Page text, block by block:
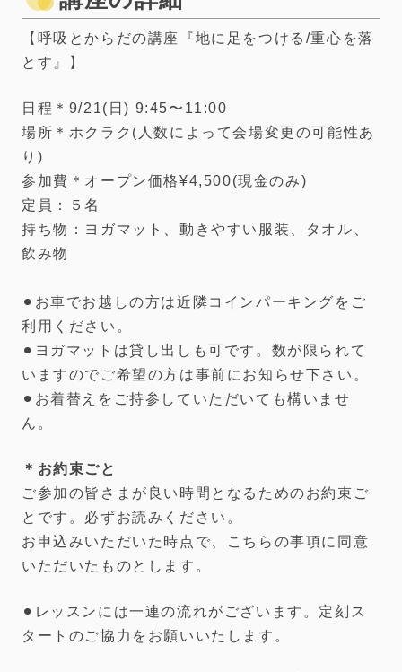
【呼吸とからだの講座『地に足をつける/重心を落
とす』】
日程＊9/21(日) 9:45〜11:00
場所＊ホクラク(人数によって会場変更の可能性あ
り)
参加費＊オープン価格¥4,500(現金のみ)
定員：５名
持ち物：ヨガマット、動きやすい服装、タオル、
飲み物
⚫︎お車でお越しの方は近隣コインパーキングをご
利用ください。
⚫︎ヨガマットは貸し出しも可です。数が限られて
いますのでご希望の方は事前にお知らせ下さい。
⚫︎お着替えをご持参していただいても構いませ
ん。
＊お約束ごと
ご参加の皆さまが良い時間となるためのお約束ご
とです。必ずお読みください。
お申込みいただいた時点で、こちらの事項に同意
いただいたものとします。
⚫︎レッスンには一連の流れがございます。定刻ス
タートのご協力をお願いいたします。